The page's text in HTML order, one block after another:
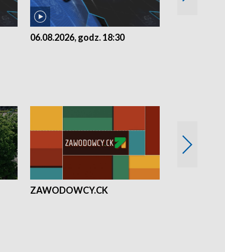
06.08.2026, godz. 18:30
ZAWODOWCY.CK